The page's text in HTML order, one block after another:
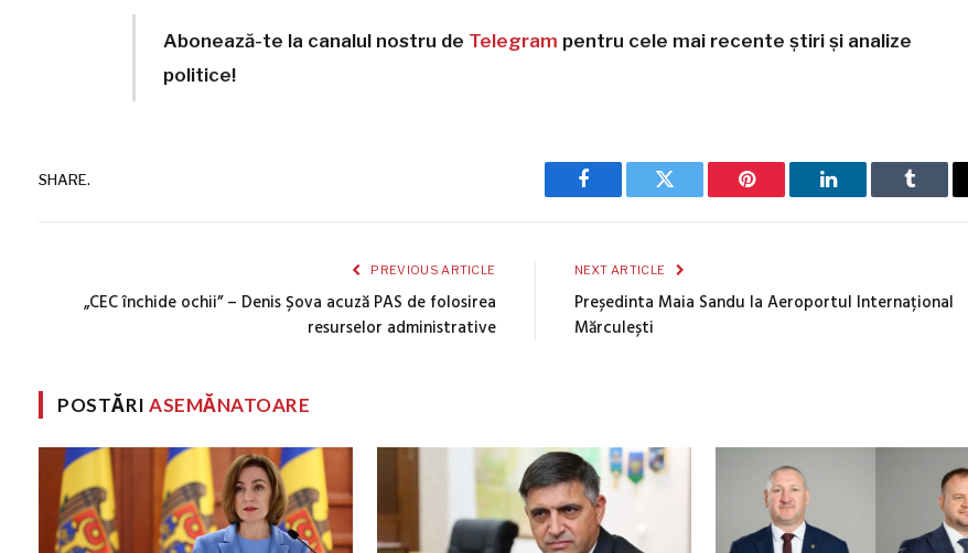
Abonează-te la canalul nostru de Telegram pentru cele mai recente știri și analize
politice!
SHARE.
Facebook Twitter Pinterest LinkedIn Tumblr
PREVIOUS ARTICLE
„CEC închide ochii” – Denis Șova acuză PAS de folosirea
resurselor administrative
NEXT ARTICLE
Președinta Maia Sandu la Aeroportul Internațional
Mărculești
POSTĂRIASEMĂNATOARE